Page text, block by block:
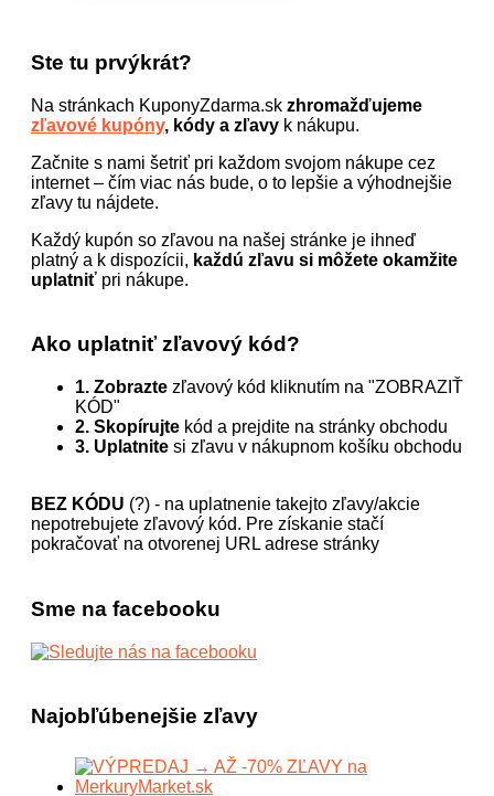
Ste tu prvýkrát?
Na stránkach KuponyZdarma.sk zhromažďujeme
zľavové kupóny, kódy a zľavy k nákupu.
Začnite s nami šetriť pri každom svojom nákupe cez
internet – čím viac nás bude, o to lepšie a výhodnejšie
zľavy tu nájdete.
Každý kupón so zľavou na našej stránke je ihneď
platný a k dispozícii, každú zľavu si môžete okamžite
uplatniť pri nákupe.
Ako uplatniť zľavový kód?
1. Zobrazte zľavový kód kliknutím na "ZOBRAZIŤ
KÓD"
2. Skopírujte kód a prejdite na stránky obchodu
3. Uplatnite si zľavu v nákupnom košíku obchodu
BEZ KÓDU (?) - na uplatnenie takejto zľavy/akcie
nepotrebujete zľavový kód. Pre získanie stačí
pokračovať na otvorenej URL adrese stránky
Sme na facebooku
Najobľúbenejšie zľavy